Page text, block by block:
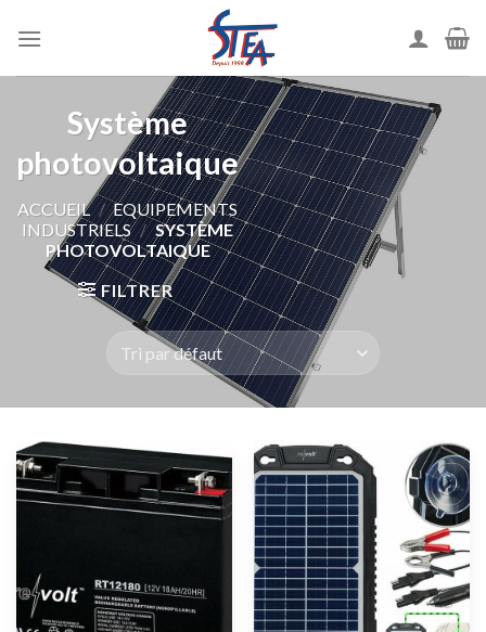
Système
photovoltaique
ACCUEIL / EQUIPEMENTS
INDUSTRIELS / SYSTÈME
PHOTOVOLTAIQUE
FILTRER